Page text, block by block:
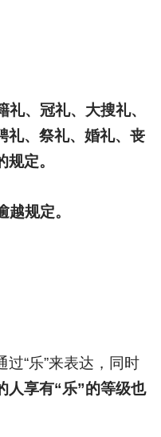
、冠礼、大搜礼、
礼、祭礼、婚礼、丧
定。
规定。
“乐”来表达，同时
人享有“乐”的等级也